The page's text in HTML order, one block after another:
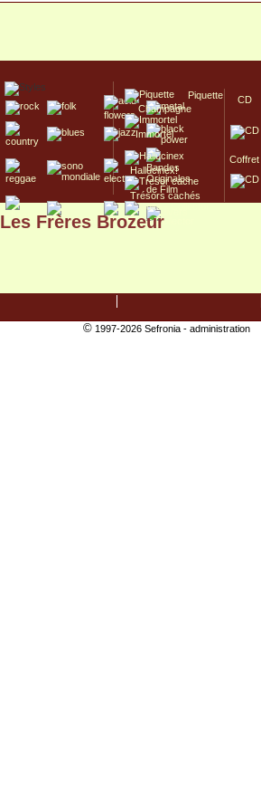
Piquette
Champagne
Immortel
Hallucinex!
Trésors cachés
Culte/Collector
CD
Coffret
Les Frères Brozeur
©1997-2026 Sefronia - administration